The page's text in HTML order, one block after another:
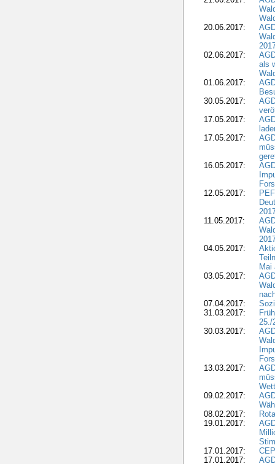
20.06.2017:
02.06.2017:
als
01.06.2017:
30.05.2017:
17.05.2017:
17.05.2017:
16.05.2017:
12.05.2017:
11.05.2017:
04.05.2017:
Mai
03.05.2017:
07.04.2017:
31.03.2017:
25./
30.03.2017:
13.03.2017:
09.02.2017:
08.02.2017:
19.01.2017:
17.01.2017:
17.01.2017: